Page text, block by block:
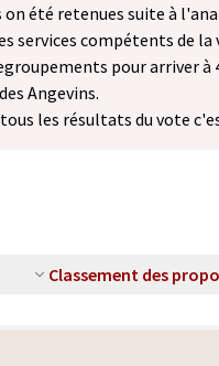
été retenues suite à
services compétents de
pour arriver à
Angevins.
les résultats du vote
Classement des